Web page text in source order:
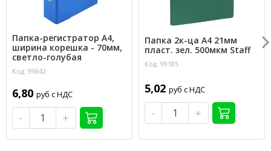
Папка-регистратор А4,
ширина корешка - 70мм,
светло-голубая
Код: 99842
6,80 руб с НДС
- +
Папка 2к-ца А4 21мм
пласт. зел. 500мкм Staff
Код: 99185
5,02 руб с НДС
- +